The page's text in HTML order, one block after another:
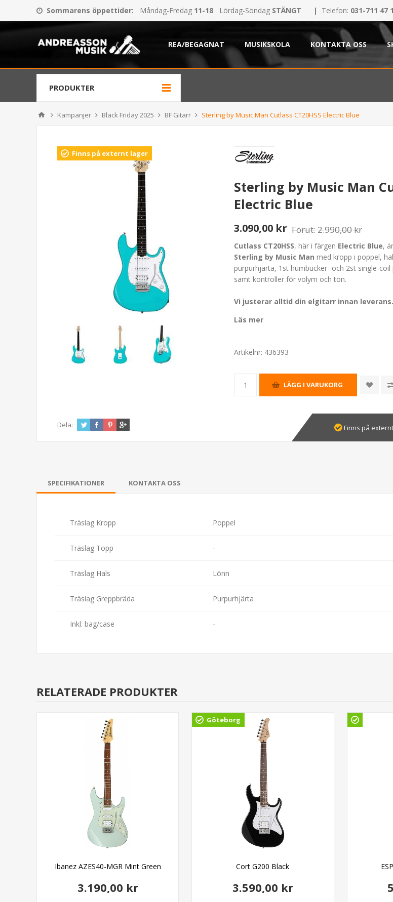
Sommarens öppettider: Måndag-Fredag 11-18 Lördag-Söndag STÄNGT | Telefon: 031-711 47
REA/BEGAGNAT MUSIKSKOLA KONTAKTA OSS
PRODUKTER
Kampanjer Black Friday 2025 BF Gitarr Sterling by Music Man Cutlass CT20HSS Electric Blue
Finns på externt lager
Sterling by Music Man
Electric Blue
3.090,00 kr Förut:2.990,00 kr
Cutlass CT20HSS, här i färgen Electric Blue,
Sterling by Music Man med kropp i poppel,
purpurhjärta, 1st humbucker- och 2st single-
samt kontroller för volym och ton.
Vi justerar alltid din elgitarr innan leverans.
Läs mer
Artikelnr: 436393
Dela: Finns på
SPECIFIKATIONER KONTAKTA OSS
Träslag Kropp Poppel
Träslag Topp -
Träslag Hals Lönn
Träslag Greppbräda Purpurhjärta
Inkl. bag/case -
RELATERADE PRODUKTER
Ibanez AZES40-MGR Mint Green
3.190,00 kr
Göteborg
Cort G200 Black
3.590,00 kr